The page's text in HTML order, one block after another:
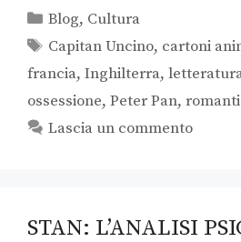
Blog, Cultura
Capitan Uncino, cartoni
francia, Inghilterra,
ossessione, Peter Pan,
Lascia un commento
STAN: L’ANALISI